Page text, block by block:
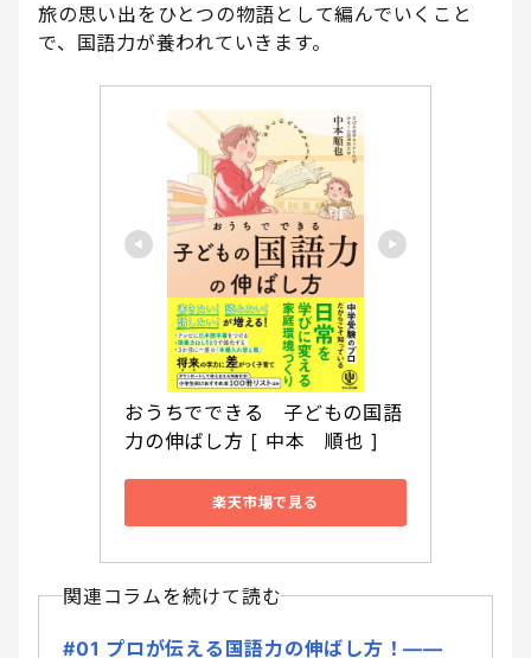
旅の思い出をひとつの物語として編んでいくこと
で、国語力が養われていきます。
おうちでできる　子どもの国語
力の伸ばし方 [ 中本　順也 ]
楽天市場で見る
関連コラムを続けて読む
#01 プロが伝える国語力の伸ばし方！――